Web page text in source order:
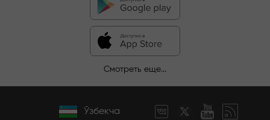
Смотреть еще...
Ўзбекча